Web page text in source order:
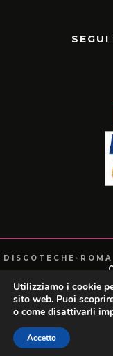
DISCOTECHE-
Utilizziamo i cookie
sito web. Puoi
o come disattivarli
Accetto